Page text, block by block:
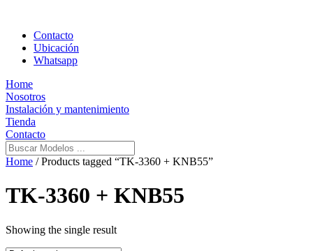
Contacto
Ubicación
Whatsapp
Home
Nosotros
Instalación y mantenimiento
Tienda
Contacto
Home / Products tagged “TK-3360 + KNB55”
TK-3360 + KNB55
Showing the single result